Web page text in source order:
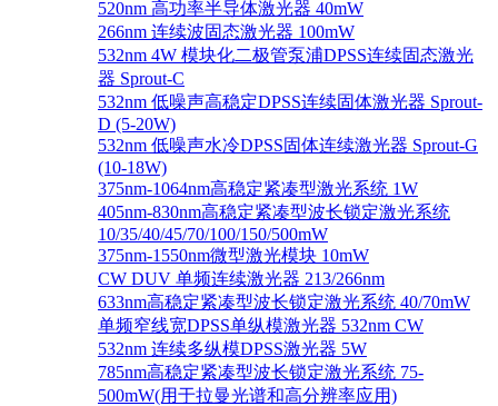
520nm 高功率半导体激光器 40mW
266nm 连续波固态激光器 100mW
532nm 4W 模块化二极管泵浦DPSS连续固态激光
器 Sprout-C
532nm 低噪声高稳定DPSS连续固体激光器 Sprout-
D (5-20W)
532nm 低噪声水冷DPSS固体连续激光器 Sprout-G
(10-18W)
375nm-1064nm高稳定紧凑型激光系统 1W
405nm-830nm高稳定紧凑型波长锁定激光系统
10/35/40/45/70/100/150/500mW
375nm-1550nm微型激光模块 10mW
CW DUV 单频连续激光器 213/266nm
633nm高稳定紧凑型波长锁定激光系统 40/70mW
单频窄线宽DPSS单纵模激光器 532nm CW
532nm 连续多纵模DPSS激光器 5W
785nm高稳定紧凑型波长锁定激光系统 75-
500mW(用于拉曼光谱和高分辨率应用)